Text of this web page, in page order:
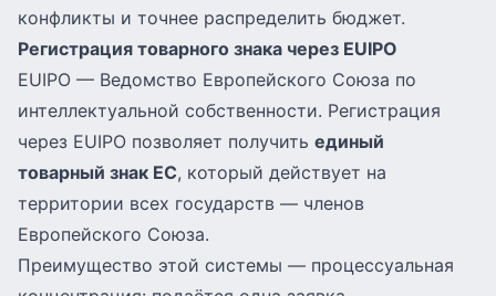
конфликты и точнее распределить бюджет.
Регистрация товарного знака через EUIPO
EUIPO — Ведомство Европейского Союза по
интеллектуальной собственности. Регистрация
через EUIPO позволяет получить единый
товарный знак ЕС, который действует на
территории всех государств — членов
Европейского Союза.
Преимущество этой системы — процессуальная